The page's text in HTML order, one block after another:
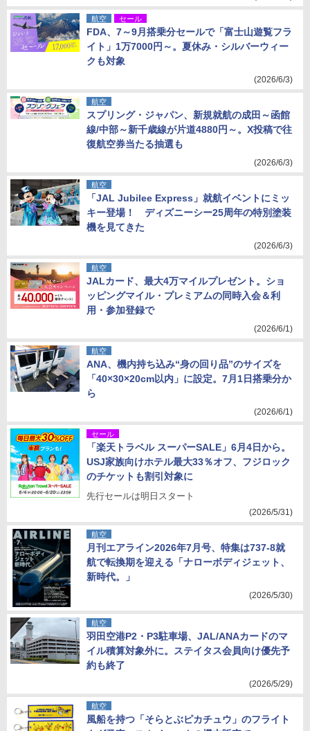
航空 セール
FDA、7～9月搭乗分セールで「富士山遊覧フラ
イト」1万7000円～。夏休み・シルバーウィー
クも対象
(2026/6/3)
航空
スプリング・ジャパン、新規就航の成田～函館
線/中部～新千歳線が片道4880円～。X投稿で往
復航空券当たる抽選も
(2026/6/3)
航空
「JAL Jubilee Express」就航イベントにミッ
キー登場！ ディズニーシー25周年の特別塗装
機を見てきた
(2026/6/3)
航空
JALカード、最大4万マイルプレゼント。ショ
ッピングマイル・プレミアムの同時入会＆利
用・参加登録で
(2026/6/1)
航空
ANA、機内持ち込み“身の回り品”のサイズを
「40×30×20cm以内」に設定。7月1日搭乗分か
ら
(2026/6/1)
セール
「楽天トラベル スーパーSALE」6月4日から。
USJ家族向けホテル最大33％オフ、フジロック
のチケットも割引対象に
先行セールは明日スタート
(2026/5/31)
航空
月刊エアライン2026年7月号、特集は737-8就
航で転換期を迎える「ナローボディジェット、
新時代。」
(2026/5/30)
航空
羽田空港P2・P3駐車場、JAL/ANAカードのマ
イル積算対象外に。ステイタス会員向け優先予
約も終了
(2026/5/29)
航空
風船を持つ「そらとぶピカチュウ」のフライト